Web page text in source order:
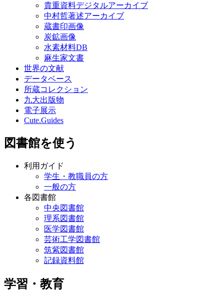
貴重資料デジタルアーカイブ
中村哲著述アーカイブ
蔵書印画像
炭鉱画像
水素材料DB
麻生家文書
世界の文献
データベース
所蔵コレクション
九大出版物
電子展示
Cute.Guides
図書館を使う
利用ガイド
学生・教職員の方
一般の方
各図書館
中央図書館
理系図書館
医学図書館
芸術工学図書館
筑紫図書館
記録資料館
学習・教育